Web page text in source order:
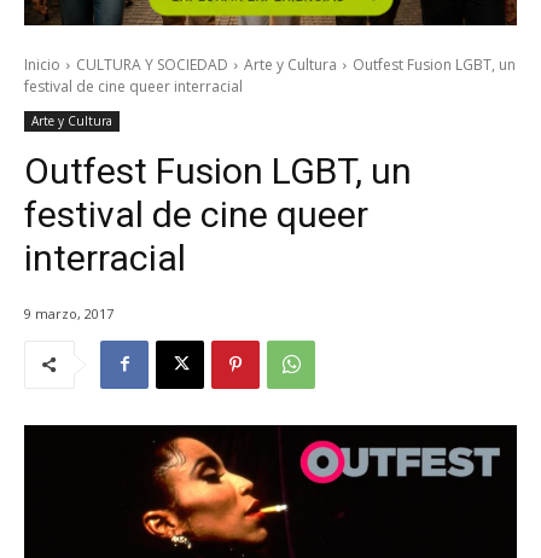
Inicio CULTURA Y SOCIEDAD Arte y Cultura
Outfest Fusion LGBT, un
festival de cine queer interracial
Arte y Cultura
Outfest Fusion LGBT, un
festival de cine queer
interracial
9 marzo, 2017